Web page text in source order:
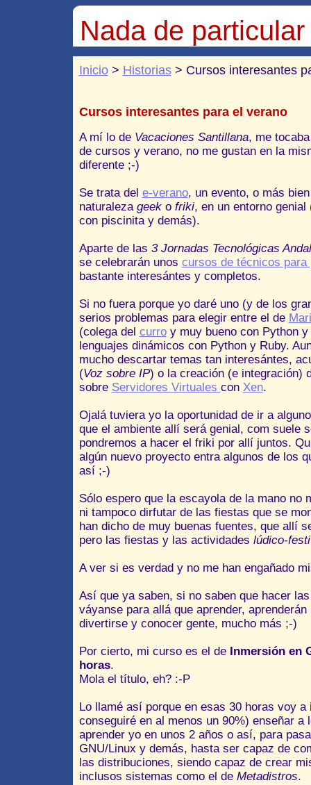
Nada de particular
Inicio> Historias> Cursos interesantes
Cursos interesantes para el verano
A mí lo de Vacaciones Santillana, me
de cursos y verano, no me gustan en la
diferente ;-)
Se trata del e-verano, un evento, o más
naturaleza geeko friki, en un entorno
con piscinita y demás).
Aparte de las 3 Jornadas Tecnológicas
se celebrarán unos cursos de técnicos para
bastante interesántes y completos.
Si no fuera porque yo daré uno (y de los
serios problemas para elegir entre el de
(colega del curroy muy bueno con Python
lenguajes dinámicos con Python y Ruby.
mucho descartar temas tan interesántes,
(Voz sobre IP) o la creación (e integración)
sobre Servidores Virtuales con Xen.
Ojalá tuviera yo la oportunidad de ir a
que el ambiente allí será genial, com suele
pondremos a hacer el friki por allí juntos.
algún nuevo proyecto entra algunos de los
así ;-)
Sólo espero que la escayola de la mano no
ni tampoco dirfutar de las fiestas que se
han dicho de muy buenas fuentes, que allí
pero las fiestas y las actividades lúdico-
A ver si es verdad y no me han engañado
Así que ya saben, si no saben que hacer
váyanse para allá que aprender,
divertirse y conocer gente, mucho más ;-)
Por cierto, mi curso es el de Inmersión en
horas.
Mola el título, eh? :-P
Lo llamé así porque en esas 30 horas voy
conseguiré en al menos un 90%) enseñar a
aprender yo en unos 2 años o así, para
GNU/Linux y demás, hasta ser capaz de
las distribuciones, siendo capaz de crear
inclusos sistemas como el de Metadistros.